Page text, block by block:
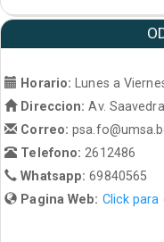
Horario: Lunes a
Direccion: Av.
Correo:
Telefono:2612486
Whatsapp:69840565
Pagina Web: Click para